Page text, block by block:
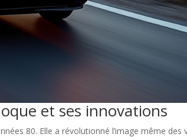
et ses innovations
80. Elle a révolutionné l’image même des